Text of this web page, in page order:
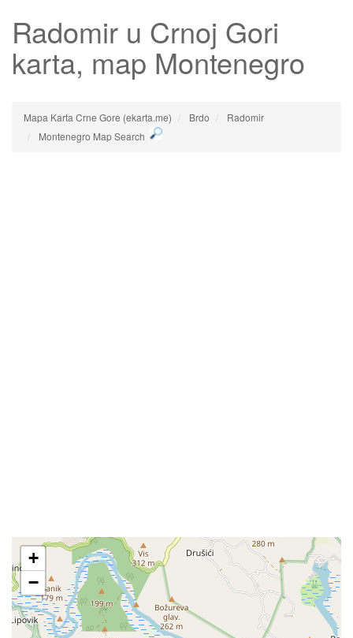
Radomir u Crnoj Gori
karta, map Montenegro
Mapa Karta Crne Gore (ekarta.me) Brdo
Radomir
Montenegro Map Search
+
−